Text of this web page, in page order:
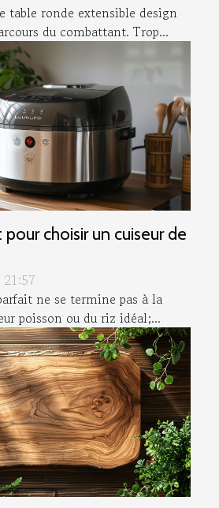
table ronde extensible design
du combattant. Trop...
choisir un cuiseur de
ne se termine pas à la
poisson ou du riz idéal;...